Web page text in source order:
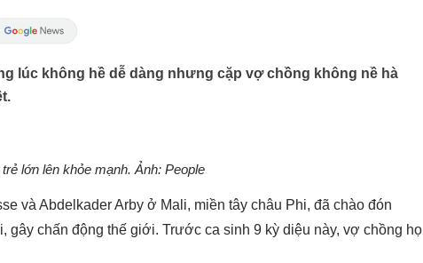
lúc không hề dễ dàng nhưng cặp vợ chồng không nề hà
lớn lên khỏe mạnh. Ảnh: People
và Abdelkader Arby ở Mali, miền tây châu Phi, đã chào đón
gây chấn động thế giới. Trước ca sinh 9 kỳ diệu này, vợ chồng họ